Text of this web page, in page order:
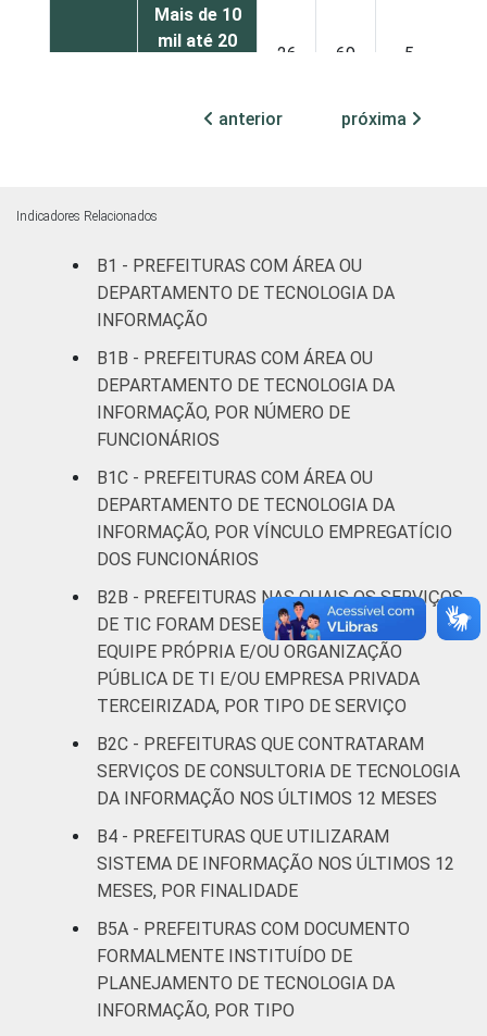
Mais de 10
mil até 20
26 69 5
habitantes
Mais de 50
mil até 100
mil
habitantes
Mais de
100 mil até
habitantes
Mais de
500 mil
habitantes
REGIÃO
E
PORTE
Norte - Até
5 mil
habitantes
26 70 4
Norte -
Mais de 5
mil até 10
mil
habitantes
30 66 4
Mais de 10
mil até 20
mil
habitantes
25 69
anterior próxima
Indicadores Relacionados
B1 - PREFEITURAS COM ÁREA OU
DEPARTAMENTO DE TECNOLOGIA DA
INFORMAÇÃO
B1B - PREFEITURAS COM ÁREA OU
DEPARTAMENTO DE TECNOLOGIA DA
INFORMAÇÃO, POR NÚMERO DE
FUNCIONÁRIOS
B1C - PREFEITURAS COM ÁREA OU
DEPARTAMENTO DE TECNOLOGIA DA
INFORMAÇÃO, POR VÍNCULO EMPREGATÍCIO
DOS FUNCIONÁRIOS
B2B - PREFEITURAS NAS QUAIS OS SERVIÇOS
DE TIC FORAM DESEMPENHADOS POR
EQUIPE PRÓPRIA E/OU ORGANIZAÇÃO
PÚBLICA DE TI E/OU EMPRESA PRIVADA
TERCEIRIZADA, POR TIPO DE SERVIÇO
B2C - PREFEITURAS QUE CONTRATARAM
SERVIÇOS DE CONSULTORIA DE TECNOLOGIA
DA INFORMAÇÃO NOS ÚLTIMOS 12 MESES
B4 - PREFEITURAS QUE UTILIZARAM
SISTEMA DE INFORMAÇÃO NOS ÚLTIMOS 12
MESES, POR FINALIDADE
B5A - PREFEITURAS COM DOCUMENTO
FORMALMENTE INSTITUÍDO DE
PLANEJAMENTO DE TECNOLOGIA DA
INFORMAÇÃO, POR TIPO